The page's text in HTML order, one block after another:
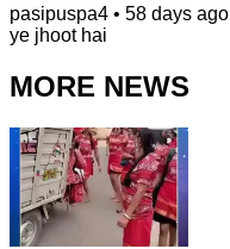
pasipuspa4 • 58 days ago
ye jhoot hai
MORE NEWS